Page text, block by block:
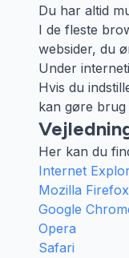
Du har altid
I de fleste
websider, du
Under
Hvis du
kan gøre brug
Her kan du
Internet
Mozilla Firefox
Google
Opera
Safari